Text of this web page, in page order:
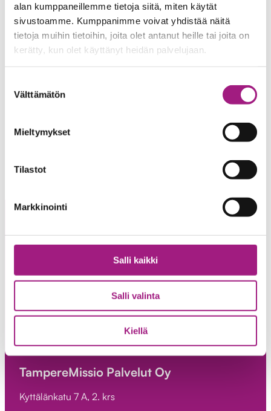
alan kumppaneillemme tietoja siitä, miten käytät
sivustoamme. Kumppanimme voivat yhdistää näitä
tietoja muihin tietoihin, joita olet antanut heille tai joita on
kerätty, kun olet käyttänyt heidän palvelujaan.
valinta
Välttämätön
Mieltymykset
Tilastot
Markkinointi
Salli kaikki
Salli valinta
Kiellä
Arja Laitinen
Toimitusjohtaja
arja.laitinen@tamperemissio.fi
040 868 0980
TampereMissio ry
TampereMissio Palvelut Oy
Kyttälänkatu 7 A, 2. krs